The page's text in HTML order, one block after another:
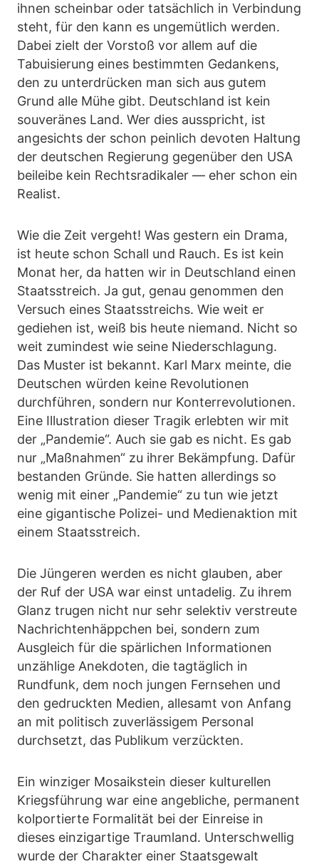
ihnen scheinbar oder tatsächlich in Verbindung
steht, für den kann es ungemütlich werden.
Dabei zielt der Vorstoß vor allem auf die
Tabuisierung eines bestimmten Gedankens,
den zu unterdrücken man sich aus gutem
Grund alle Mühe gibt. Deutschland ist kein
souveränes Land. Wer dies ausspricht, ist
angesichts der schon peinlich devoten Haltung
der deutschen Regierung gegenüber den USA
beileibe kein Rechtsradikaler — eher schon ein
Realist.
Wie die Zeit vergeht! Was gestern ein Drama,
ist heute schon Schall und Rauch. Es ist kein
Monat her, da hatten wir in Deutschland einen
Staatsstreich. Ja gut, genau genommen den
Versuch eines Staatsstreichs. Wie weit er
gediehen ist, weiß bis heute niemand. Nicht so
weit zumindest wie seine Niederschlagung.
Das Muster ist bekannt. Karl Marx meinte, die
Deutschen würden keine Revolutionen
durchführen, sondern nur Konterrevolutionen.
Eine Illustration dieser Tragik erlebten wir mit
der „Pandemie“. Auch sie gab es nicht. Es gab
nur „Maßnahmen“ zu ihrer Bekämpfung. Dafür
bestanden Gründe. Sie hatten allerdings so
wenig mit einer „Pandemie“ zu tun wie jetzt
eine gigantische Polizei- und Medienaktion mit
einem Staatsstreich.
Die Jüngeren werden es nicht glauben, aber
der Ruf der USA war einst untadelig. Zu ihrem
Glanz trugen nicht nur sehr selektiv verstreute
Nachrichtenhäppchen bei, sondern zum
Ausgleich für die spärlichen Informationen
unzählige Anekdoten, die tagtäglich in
Rundfunk, dem noch jungen Fernsehen und
den gedruckten Medien, allesamt von Anfang
an mit politisch zuverlässigem Personal
durchsetzt, das Publikum verzückten.
Ein winziger Mosaikstein dieser kulturellen
Kriegsführung war eine angebliche, permanent
kolportierte Formalität bei der Einreise in
dieses einzigartige Traumland. Unterschwellig
wurde der Charakter einer Staatsgewalt